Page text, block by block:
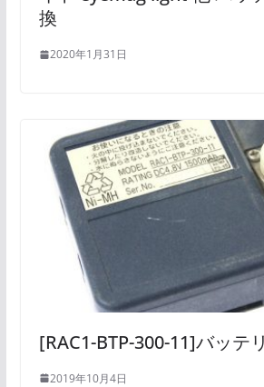
換
2020年1月31日
[RAC1-BTP-300-11]バッテ
2019年10月4日